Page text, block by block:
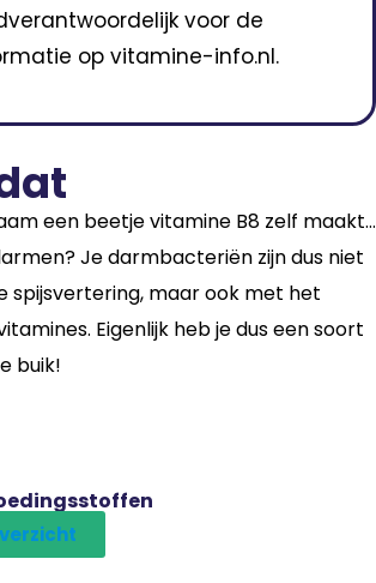
voor de
op vitamine-info.nl.
een beetje vitamine B8 zelf maakt…
Je darmbacteriën zijn dus niet
spijsvertering, maar ook met het
Eigenlijk heb je dus een soort
buik!